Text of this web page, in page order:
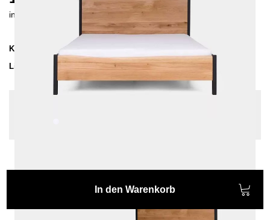
inkl. MwSt. inkl. Versandkosten (DE)
Kollektion
Lieferzeit
3-4 Wochen | vsl. 27. Aug - 3. Sep
In den Warenkorb